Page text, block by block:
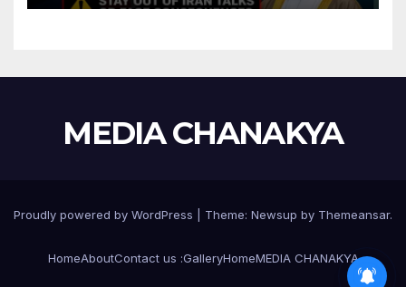
MEDIA CHANAKYA
Proudly powered by WordPress Theme: Newsup by Themeansar.
HomeAboutContact us :GalleryHomeMEDIA CHANAKYA